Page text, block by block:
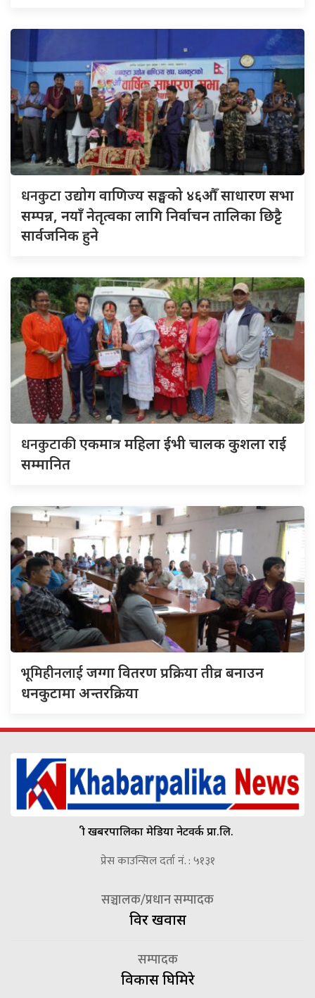
धनकुटाउद्योग वाणिज्य सङ्घको ४६औँ साधारण सभा
सम्पन्न, नयाँ नेतृत्वका लागि निर्वाचन तालिका छिट्टै
सार्वजनिक हुने
धनकुटाकीएकमात्र महिला ईभी चालक कुशला राई
सम्मानित
भूमिहीनलाईजग्गा वितरण प्रक्रिया तीव्र बनाउन
धनकुटामा अन्तरक्रिया
श्री खबरपालिका मेडिया नेटवर्क प्रा.लि.
प्रेस काउन्सिल दर्ता नं. : ५१३१
सञ्चालक/प्रधान सम्पादक
विदुर खवास
सम्पादक
विकास घिमिरे